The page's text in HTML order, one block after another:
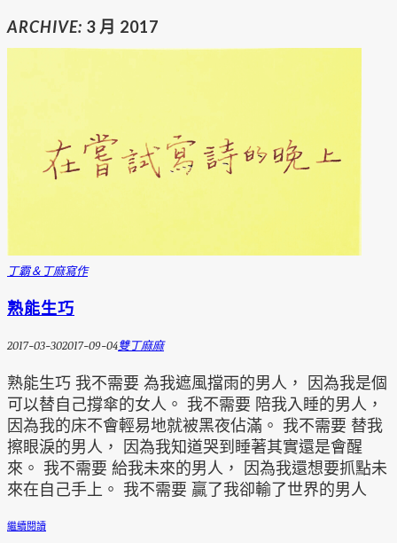
ARCHIVE: 3 月 2017
丁霸＆丁麻寫作
熟能生巧
2017-03-302017-09-04雙丁麻麻
熟能生巧 我不需要 為我遮風擋雨的男人， 因為我是個
可以替自己撐傘的女人。 我不需要 陪我入睡的男人，
因為我的床不會輕易地就被黑夜佔滿。 我不需要 替我
擦眼淚的男人， 因為我知道哭到睡著其實還是會醒
來。 我不需要 給我未來的男人， 因為我還想要抓點未
來在自己手上。 我不需要 贏了我卻輸了世界的男人
繼續閱讀